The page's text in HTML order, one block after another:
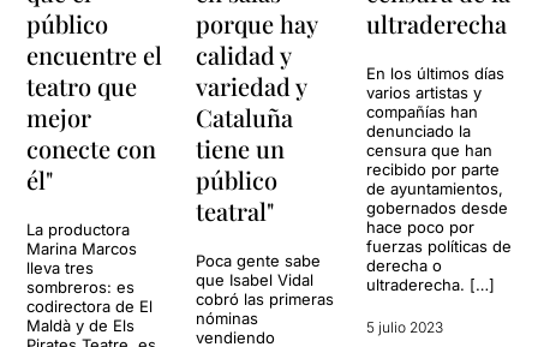
público
encuentre el
teatro que
mejor
conecte con
él"
La productora
Marina Marcos
lleva tres
sombreros: es
codirectora de El
Maldà y de Els
porque hay
calidad y
variedad y
Cataluña
tiene un
público
teatral"
Poca gente sabe
que Isabel Vidal
cobró las primeras
nóminas
vendiendo
ultraderecha
En los últimos días
varios artistas y
compañías han
denunciado la
censura que han
recibido por parte
de ayuntamientos,
gobernados desde
hace poco por
fuerzas políticas de
derecha o
ultraderecha. […]
5 julio 2023